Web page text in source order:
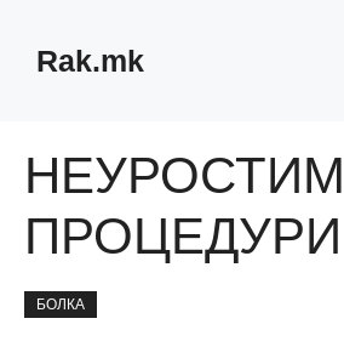
contentRak.mk
ПРОЦЕДУРИ
БОЛКА